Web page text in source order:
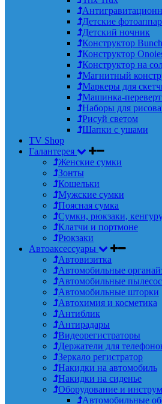
Детские
Детский ночник
Конструктор
Конструктор
Конструктор на
Магнитный
Маркеры для
Машинка-
Наборы для
Рисуй светом
Шапки с ушами
TV Shop
Галантерея
Женские сумки
Зонты
Кошельки
Мужские сумки
Поясная сумка
Сумки, рюкзаки,
Клатчи и портмоне
Рюкзаки
Автоаксессуары
Автовизитка
Автомобильные
Автомобильные
Автомобильные шторки
Автохимия и косметика
Антиблик
Антирадары
Видеорегистраторы
Держатели для
Зеркало регистратор
Накидки на автомобиль
Накидки на сиденье
Оборудование и
Автомобильные